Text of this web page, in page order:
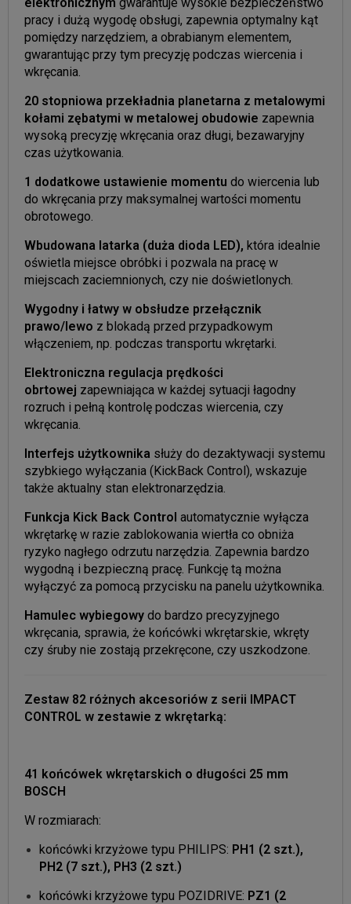
pracy i dużą wygodę obsługi, zapewnia optymalny kąt
pomiędzy narzędziem, a obrabianym elementem,
gwarantując przy tym precyzję podczas wiercenia i
wkręcania.
20 stopniowa przekładnia planetarna z metalowymi
kołami zębatymi w metalowej obudowie zapewnia
wysoką precyzję wkręcania oraz długi, bezawaryjny
czas użytkowania.
1 dodatkowe ustawienie momentu do wiercenia lub
do wkręcania przy maksymalnej wartości momentu
obrotowego.
Wbudowana latarka (duża dioda LED), która idealnie
oświetla miejsce obróbki i pozwala na pracę w
miejscach zaciemnionych, czy nie doświetlonych.
Wygodny i łatwy w obsłudze przełącznik
prawo/lewo z blokadą przed przypadkowym
włączeniem, np. podczas transportu wkrętarki.
Elektroniczna regulacja prędkości
obrtowej zapewniająca w każdej sytuacji łagodny
rozruch i pełną kontrolę podczas wiercenia, czy
wkręcania.
Interfejs użytkownika służy do dezaktywacji systemu
szybkiego wyłączania (KickBack Control), wskazuje
także aktualny stan elektronarzędzia.
Funkcja Kick Back Control automatycznie wyłącza
wkrętarkę w razie zablokowania wiertła co obniża
ryzyko nagłego odrzutu narzędzia. Zapewnia bardzo
wygodną i bezpieczną pracę. Funkcję tą można
wyłączyć za pomocą przycisku na panelu użytkownika.
Hamulec wybiegowy do bardzo precyzyjnego
wkręcania, sprawia, że końcówki wkrętarskie, wkręty
czy śruby nie zostają przekręcone, czy uszkodzone.
Zestaw 82 różnych akcesoriów z serii IMPACT
CONTROL w zestawie z wkrętarką:
41 końcówek wkrętarskich o długości 25 mm
BOSCH
W rozmiarach:
końcówki krzyżowe typu PHILIPS: PH1 (2 szt.),
PH2 (7 szt.), PH3 (2 szt.)
końcówki krzyżowe typu POZIDRIVE: PZ1 (2